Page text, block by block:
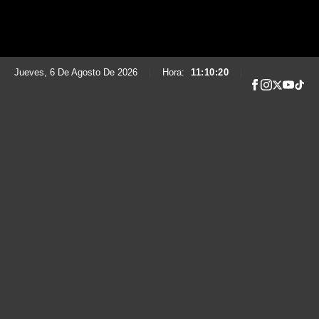
Jueves, 6 De Agosto De 2026 Hora: 11:10:21